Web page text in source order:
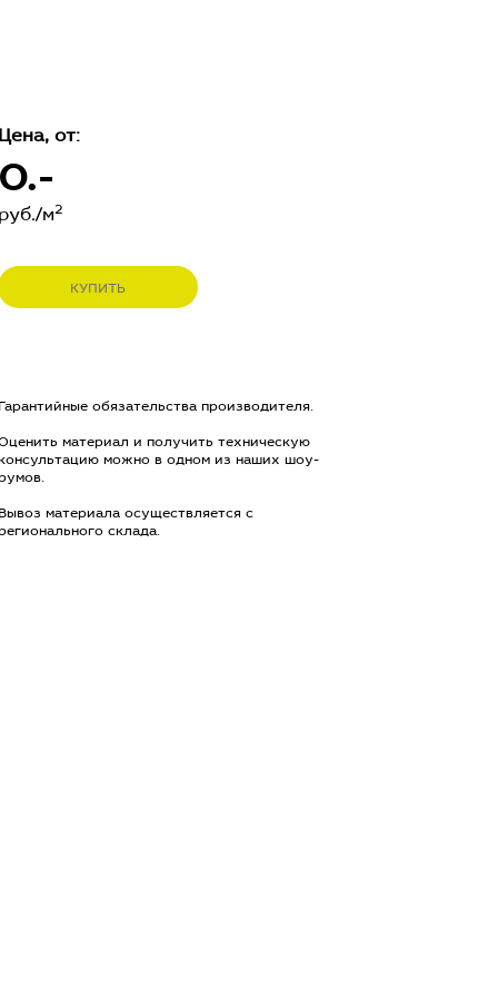
от:
м2
КУПИТЬ
обязательства производителя.
материал и получить техническую
можно в одном из наших шоу-
материала осуществляется с
склада.